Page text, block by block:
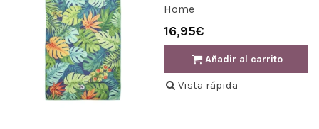
Home
16,95€
Añadir al carrito
Vista rápida